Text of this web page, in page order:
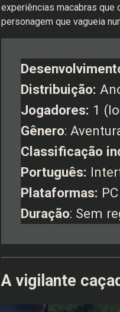
experiências macabras que
personagem que vagueia
Distribuição:
Jogadores: 1
Gênero:
Classificação
Português:
Plataformas:
Duração: Sem
A vigilante